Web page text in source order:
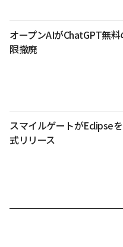
オープンAIがChatGPT無料
限撤廃
スマイルゲートがEclipse
式リリース